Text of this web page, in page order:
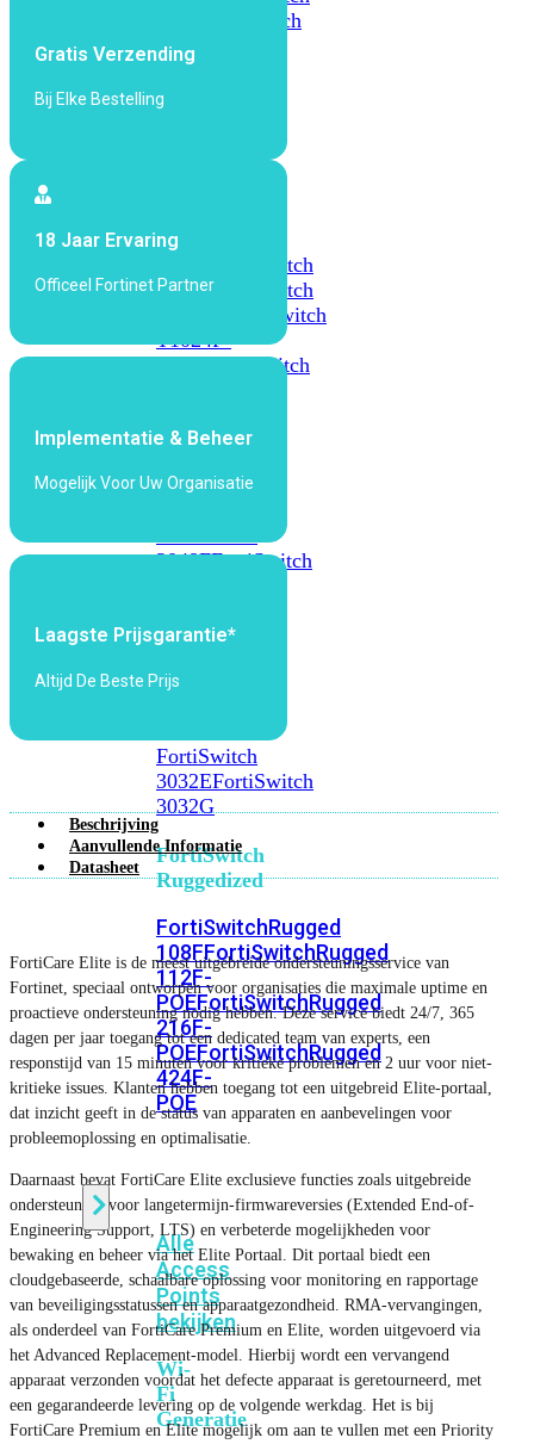
FortiSwitch
648F-
FPOE
FortiSwitch
FortiSwitch
1048EFortiSwitch
FortiSwitch
T1024F-
FortiSwitch
FortiSwitch
Series
2048FFortiSwitch
3000
FortiSwitch
3032EFortiSwitch
3032G
FortiSwitch
Ruggedized
FortiSwitchRugged
108FFortiSwitchRugged
112F-
POEFortiSwitchRugged
216F-
POEFortiSwitchRugged
424F-
POE
WiFi
Alle
Access
Points
bekijken
Wi-
Fi
Generatie
Gratis Verzending
Bij Elke Bestelling
18 Jaar Ervaring
Officeel Fortinet Partner
Implementatie & Beheer
Mogelijk Voor Uw Organisatie
Laagste Prijsgarantie*
Altijd De Beste Prijs
Beschrijving
Aanvullende Informatie
Datasheet
FortiCare Elite is de meest uitgebreide ondersteuningsservice van
Fortinet, speciaal ontworpen voor organisaties die maximale uptime en
proactieve ondersteuning nodig hebben. Deze service biedt 24/7, 365
dagen per jaar toegang tot een dedicated team van experts, een
responstijd van 15 minuten voor kritieke problemen en 2 uur voor niet-
kritieke issues. Klanten hebben toegang tot een uitgebreid Elite-portaal,
dat inzicht geeft in de status van apparaten en aanbevelingen voor
probleemoplossing en optimalisatie.
Daarnaast bevat FortiCare Elite exclusieve functies zoals uitgebreide
ondersteuning voor langetermijn-firmwareversies (Extended End-of-
Engineering Support, LTS) en verbeterde mogelijkheden voor
bewaking en beheer via het Elite Portaal. Dit portaal biedt een
cloudgebaseerde, schaalbare oplossing voor monitoring en rapportage
van beveiligingsstatussen en apparaatgezondheid. RMA-vervangingen,
als onderdeel van FortiCare Premium en Elite, worden uitgevoerd via
het Advanced Replacement-model. Hierbij wordt een vervangend
apparaat verzonden voordat het defecte apparaat is geretourneerd, met
een gegarandeerde levering op de volgende werkdag. Het is bij
FortiCare Premium en Elite mogelijk om aan te vullen met een Priority